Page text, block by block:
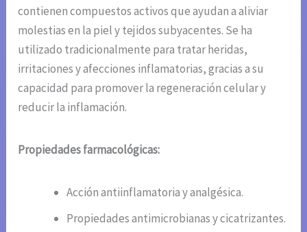
contienen compuestos activos que ayudan a aliviar
molestias en la piel y tejidos subyacentes. Se ha
utilizado tradicionalmente para tratar heridas,
irritaciones y afecciones inflamatorias, gracias a su
capacidad para promover la regeneración celular y
reducir la inflamación.
Propiedades farmacológicas:
Acción antiinflamatoria y analgésica.
Propiedades antimicrobianas y cicatrizantes.